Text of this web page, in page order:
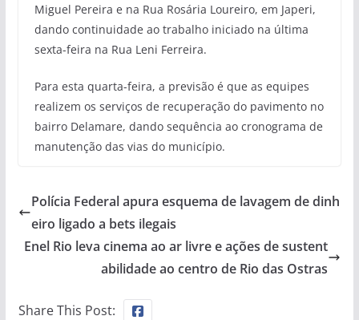
Miguel Pereira e na Rua Rosária Loureiro, em Japeri,
dando continuidade ao trabalho iniciado na última
sexta-feira na Rua Leni Ferreira.
Para esta quarta-feira, a previsão é que as equipes
realizem os serviços de recuperação do pavimento no
bairro Delamare, dando sequência ao cronograma de
manutenção das vias do município.
Polícia Federal apura esquema de lavagem de dinh
eiro ligado a bets ilegais
Enel Rio leva cinema ao ar livre e ações de sustent
abilidade ao centro de Rio das Ostras
Share This Post: